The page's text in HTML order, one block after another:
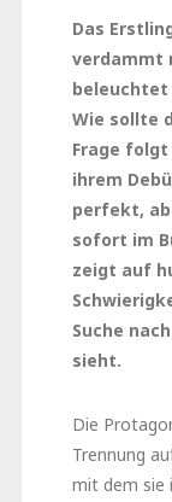
Das
verdammt
beleuchtet
Wie sollte
Frage
ihrem
perfekt,
sofort im
zeigt auf
Suche
sieht.
Die
Trennung
mit dem sie